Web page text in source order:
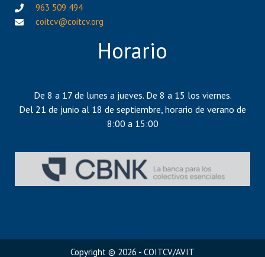
963 509 494
coitcv@coitcv.org
Horario
De 8 a 17 de lunes a jueves. De 8 a 15 los viernes.
Del 21 de junio al 18 de septiembre, horario de verano de
8:00 a 15:00
Copyright © 2026 - COITCV/AVIT